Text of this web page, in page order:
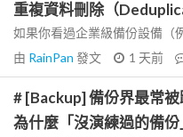
重複資料刪除（
如果你看過企業級備份設備（
由 RainPan 發文 1 天前
# [Backup] 備份界最常
為什麼「沒演練過的備